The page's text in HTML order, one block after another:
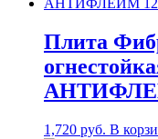
Плита
1,720 руб. В